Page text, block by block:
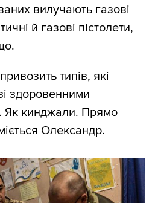
вилучають газові
й газові пістолети,
типів, які
здоровенними
Як кинджали. Прямо
Олександр.